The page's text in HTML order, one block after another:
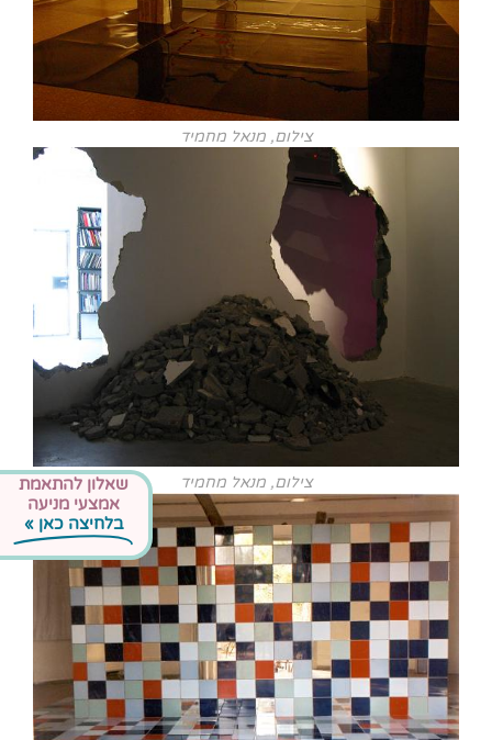
צילום, מנאל מחמיד
צילום, מנאל מחמיד
שאלון להתאמת
אמצעי מניעה
בלחיצה כאן »